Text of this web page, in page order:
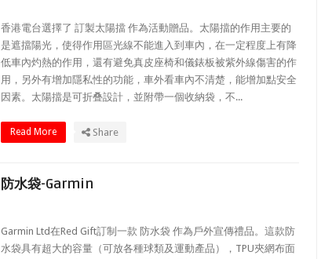
香港電台選擇了 訂製太陽擋 作為活動贈品。太陽擋的作用主要的
是遮擋陽光，使得作用區光線不能進入到車內，在一定程度上有降
低車內灼熱的作用，還有避免真皮座椅和儀錶板被紫外線傷害的作
用，另外有增加隱私性的功能，車外看車內不清楚，能增加點安全
因素。太陽擋是可折叠設計，並附帶一個收納袋，不...
Read More Share
防水袋-Garmin
Garmin Ltd在Red Gift訂制一款 防水袋 作為戶外宣傳禮品。這款防
水袋具有超大的容量（可放各種球類及運動產品），TPU夾網布面